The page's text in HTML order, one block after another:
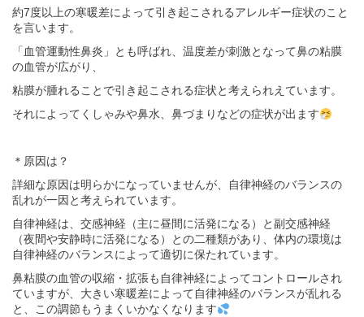
約7度以上の寒暖差によって引き起こされるアレルギー症状のこと
を言います。
「血管運動性鼻炎」とも呼ばれ、温度差が刺激となって鼻の粘膜
の血管が広がり、
粘膜が腫れることで引き起こされる症状と考えられえています。
それによってくしゃみや鼻水、鼻づまりなどの症状が出ます
＊原因は？
詳細な原因は明らかになっていませんが、自律神経のバランスの
乱れが一因と考えられています。
自律神経は、交感神経（主に昼間に活発になる）と副交感神経
（夜間や安静時に活発になる）との二種類があり、体内の環境は
自律神経のバランスによって適切に保たれています。
鼻粘膜の血管の収縮・拡張も自律神経によってコントロールされ
ていますが、大きい寒暖差によって自律神経のバランスが乱れる
と、この調節もうまくいかなくなります